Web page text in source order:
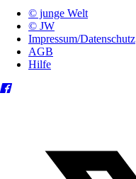
© junge Welt
© JW
Impressum/Datenschutz
AGB
Hilfe